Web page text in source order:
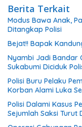
Berita Terkait
Modus Bawa Anak,
Ditangkap Polisi
Bejat!! Bapak
Nyambi Jadi Bandar
Sukabumi Diciduk
Polisi Buru Pelaku
Korban Alami Luka
Polisi Dalami Kasus
Sejumlah Saksi Turut